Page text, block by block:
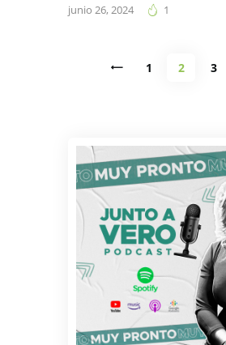
junio 26, 2024 1
PaginaciónPAGE
1 PAGE
2 3